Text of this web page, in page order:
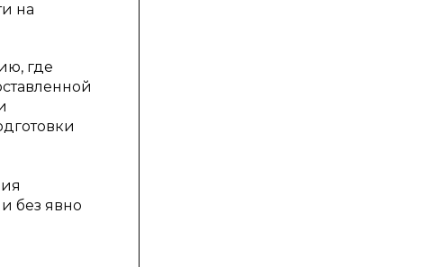
на
где
без явно